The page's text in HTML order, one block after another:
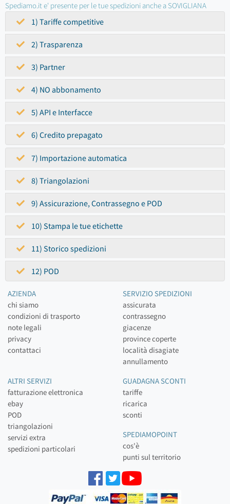
Spediamo.it e' presente per le tue spedizioni anche a SOVIGLIANA
1) Tariffe competitive
2) Trasparenza
3) Partner
4) NO abbonamento
5) API e Interfacce
6) Credito prepagato
7) Importazione automatica
8) Triangolazioni
9) Assicurazione, Contrassegno e POD
10) Stampa le tue etichette
11) Storico spedizioni
12) POD
AZIENDA
chi siamo
condizioni di trasporto
note legali
privacy
contattaci
SERVIZIO SPEDIZIONI
assicurata
contrassegno
giacenze
province coperte
località disagiate
annullamento
ALTRI SERVIZI
fatturazione elettronica
ebay
POD
triangolazioni
servizi extra
spedizioni particolari
GUADAGNA SCONTI
tariffe
ricarica
sconti
SPEDIAMOPOINT
cos'è
punti sul territorio